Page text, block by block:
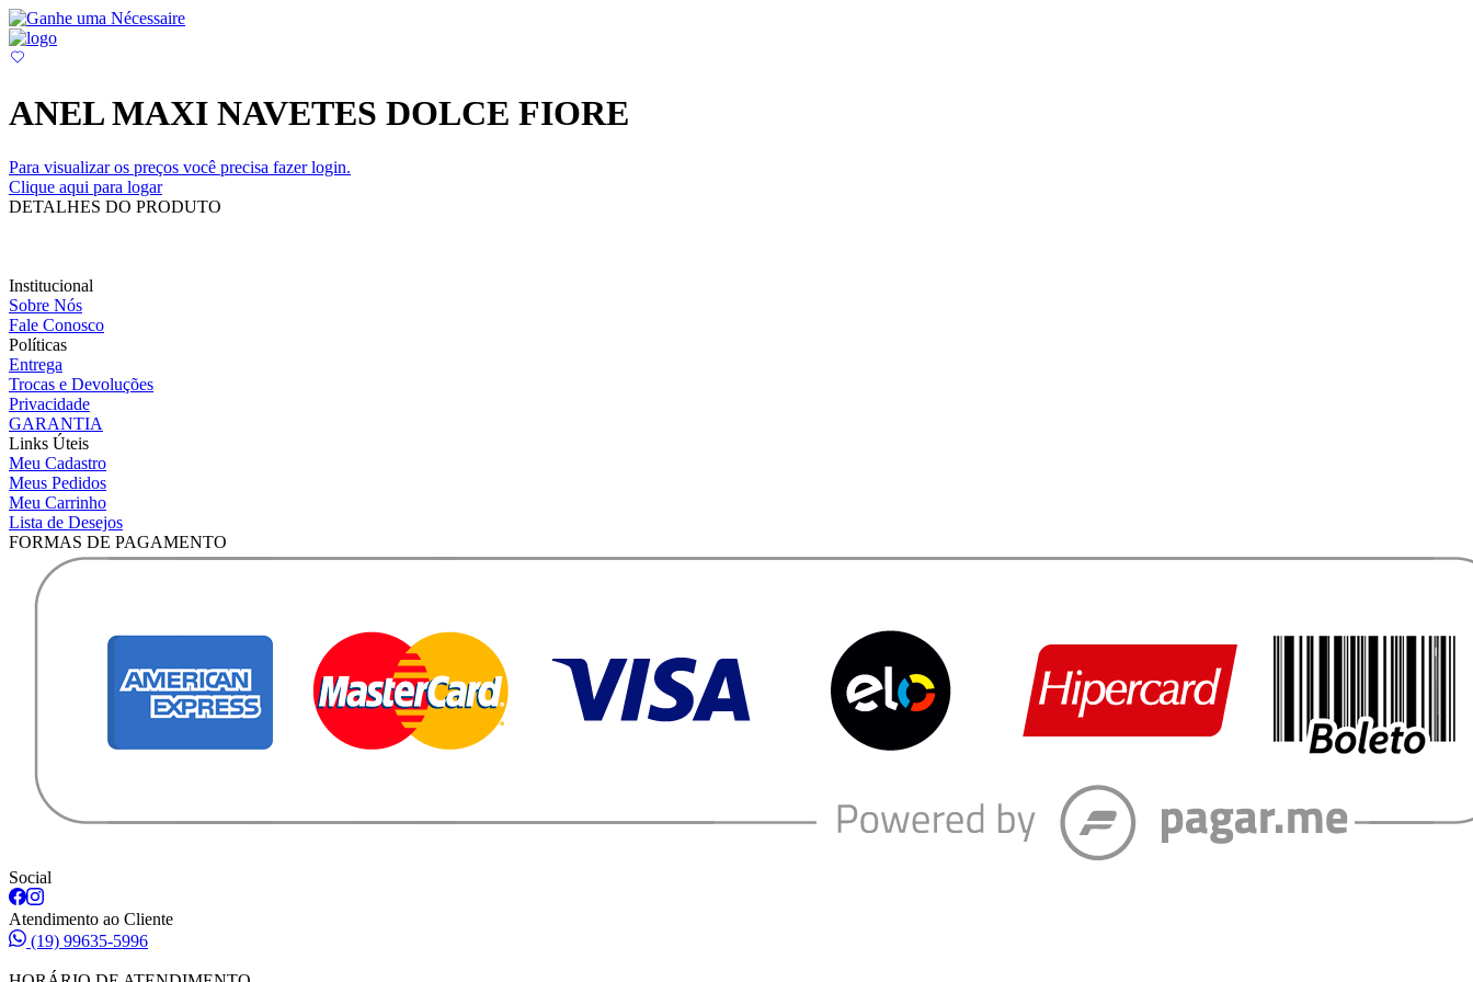
ANEL MAXI NAVETES DOLCE FIORE
Para visualizar os preços você precisa fazer login.
Clique aqui para logar
DETALHES DO PRODUTO
Institucional
Sobre Nós
Fale Conosco
Políticas
Entrega
Trocas e Devoluções
Privacidade
GARANTIA
Links Úteis
Meu Cadastro
Meus Pedidos
Meu Carrinho
Lista de Desejos
FORMAS DE PAGAMENTO
Social
Atendimento ao Cliente
(19) 99635-5996